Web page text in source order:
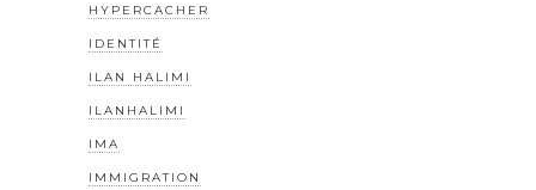
HYPERCACHER
IDENTITÉ
ILAN HALIMI
ILANHALIMI
IMA
IMMIGRATION